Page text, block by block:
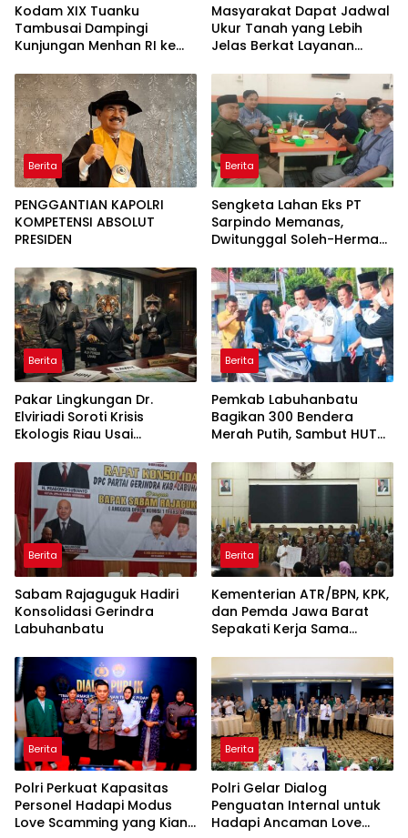
Kodam XIX Tuanku
Tambusai Dampingi
Kunjungan Menhan RI ke
Perkuat Pembangunan
Satuan
Masyarakat Dapat Jadwal
Ukur Tanah yang Lebih
Jelas Berkat Layanan
Berita
PENGGANTIAN KAPOLRI
KOMPETENSI ABSOLUT
PRESIDEN
Berita
Sengketa Lahan Eks PT
Sarpindo Memanas,
Dwitunggal Soleh-Herman
ke Pulau Rupat
Berita
Pakar Lingkungan Dr.
Elviriadi Soroti Krisis
Ekologis Riau Usai
Monyet, Harimau, dan
Beruang Terhadap Warga
Berita
Pemkab Labuhanbatu
Bagikan 300 Bendera
Merah Putih, Sambut HUT
Berita
Sabam Rajaguguk Hadiri
Konsolidasi Gerindra
Labuhanbatu
Berita
Kementerian ATR/BPN, KPK,
dan Pemda Jawa Barat
Sepakati Kerja Sama
Korupsi serta Penguatan
Ekonomi Daerah
Berita
Polri Perkuat Kapasitas
Personel Hadapi Modus
Love Scamming yang Kian
Berita
Polri Gelar Dialog
Penguatan Internal untuk
Hadapi Ancaman Love